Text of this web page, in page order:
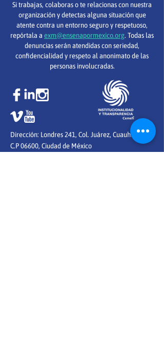
Si trabajas, colaboras o te relacionas con nuestra
organización y detectas alguna situación que
atente contra un entorno seguro y respetuoso,
repórtala a exm@ensenapormexico.org. Todas las
denuncias serán atendidas con seriedad,
confidencialidad y respeto al anonimato de las
personas involucradas.
Dirección: Londres 241, Col. Juárez, Cuauhtémoc
C.P 06600, Ciudad de México